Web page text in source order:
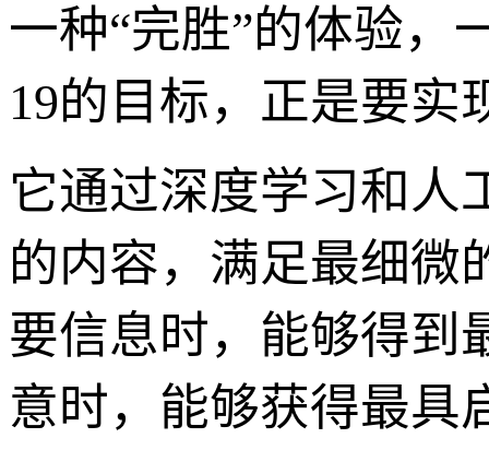
一种“完胜”的体验，
19的目标，正是要实
它通过深度学习和人
的内容，满足最细微
要信息时，能够得到
意时，能够获得最具